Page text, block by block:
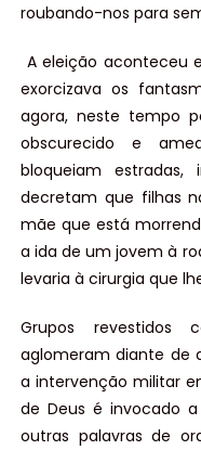
roubando-nos para
A eleição aconteceu
exorcizava os
agora, neste tempo
obscurecido e
bloqueiam
decretam que filhas
mãe que está
a ida de um jovem à
levaria à cirurgia que
Grupos revestidos
aglomeram diante de
a intervenção militar
de Deus é invocado
outras palavras de